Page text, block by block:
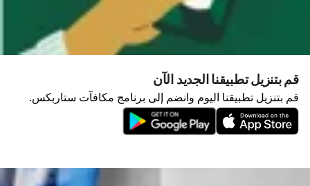
قم بتنزيل تطبيقنا الجديد الآن
قم بتنزيل تطبيقنا اليوم وانضم إلى برنامج مكافآت ستاربكس.